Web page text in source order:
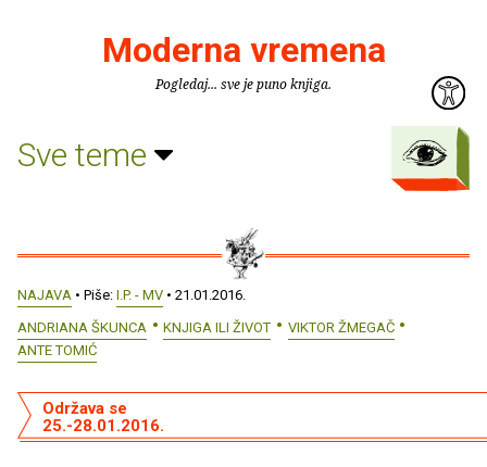
Moderna vremena
Pogledaj... sve je puno knjiga.
Sve teme
NAJAVA • Piše: I.P. - MV • 21.01.2016.
ANDRIANA ŠKUNCA
KNJIGA ILI ŽIVOT
VIKTOR ŽMEGAČ
ANTE TOMIĆ
Održava se
25.-28.01.2016.